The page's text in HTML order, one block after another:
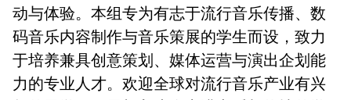
动与体验。本组专为有志于流行音乐传播、数
码音乐内容制作与音乐策展的学生而设，致力
于培养兼具创意策划、媒体运营与演出企划能
力的专业人才。欢迎全球对流行音乐产业有兴